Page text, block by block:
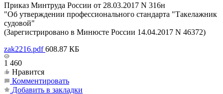
Приказ Минтруда России от 28.03.2017 N 316н
"Об утверждении профессионального стандарта "Такелажник
судовой"
(Зарегистрировано в Минюсте России 14.04.2017 N 46372)
zak2216.pdf608.87 КБ
1 460
Нравится
Комментировать
Добавить в закладки